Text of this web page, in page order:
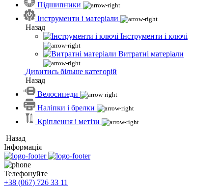
Підшипники
Інструменти і матеріали
Назад
Інструменти і ключі
Витратні матеріали
Дивитись більше категорій
Назад
Велосипеди
Наліпки і брелки
Кріплення і метізи
Назад
Інформація
Телефонуйте
+38 (067) 726 33 11